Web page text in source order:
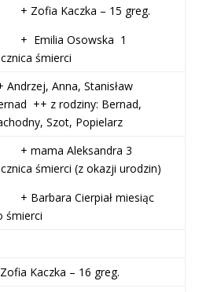
+ Zofia Kaczka – 15 greg.
+ Emilia Osowska 1
śmierci
Andrzej, Anna, Stanisław
++ z rodziny: Bernad,
Szot, Popielarz
+ mama Aleksandra 3
śmierci (z okazji urodzin)
+ Barbara Cierpiał miesiąc
śmierci
Kaczka – 16 greg.